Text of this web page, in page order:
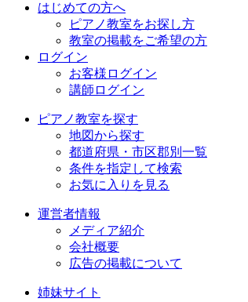
はじめての方へ
ピアノ教室をお探し方
教室の掲載をご希望の方
ログイン
お客様ログイン
講師ログイン
ピアノ教室を探す
地図から探す
都道府県・市区郡別一覧
条件を指定して検索
お気に入りを見る
運営者情報
メディア紹介
会社概要
広告の掲載について
姉妹サイト